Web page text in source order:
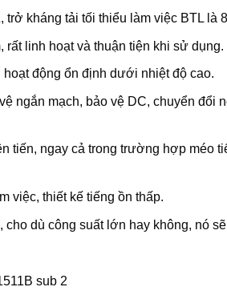
kháng tải tối thiểu làm việc BTL là
rất linh hoạt và thuận tiện khi sử dụng.
động ổn định dưới nhiệt độ cao.
ngắn mạch, bảo vệ DC, chuyển đổi
tiến, ngay cả trong trường hợp méo
việc, thiết kế tiếng ồn thấp.
dù công suất lớn hay không, nó